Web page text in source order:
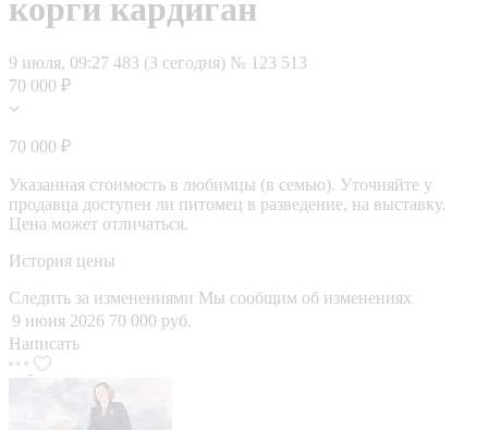
корги кардиган
9 июля, 09:27 483 (3 сегодня) № 123 513
70 000 ₽
70 000 ₽
Указанная стоимость в любимцы (в семью). Уточняйте у
продавца доступен ли питомец в разведение, на выставку.
Цена может отличаться.
История цены
Следить за изменениями Мы сообщим об изменениях
9 июня 2026 70 000 руб.
Написать